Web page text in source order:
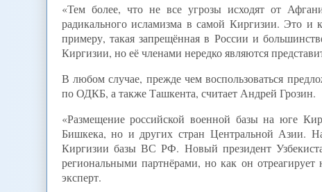
«Тем более, что не все угрозы исходят от
радикального исламизма в самой Киргизии. Это и
примеру, такая запрещённая в России и
Киргизии, но её членами нередко являются
В любом случае, прежде чем воспользоваться
по ОДКБ, а также Ташкента, считает Андрей Грозин.
«Размещение российской военной базы на юге
Бишкека, но и других стран Центральной Азии.
Киргизии базы ВС РФ. Новый президент
региональными партнёрами, но как он
эксперт.